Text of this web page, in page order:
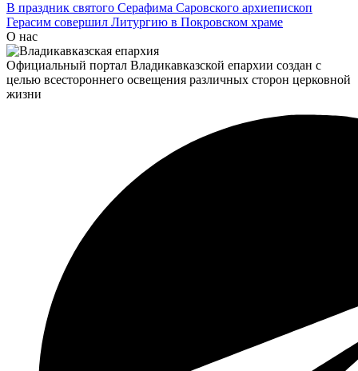
В праздник святого Серафима Саровского архиепископ
Герасим совершил Литургию в Покровском храме
О нас
Официальный портал Владикавказской епархии создан c
целью всестороннего освещения различных сторон церковной
жизни